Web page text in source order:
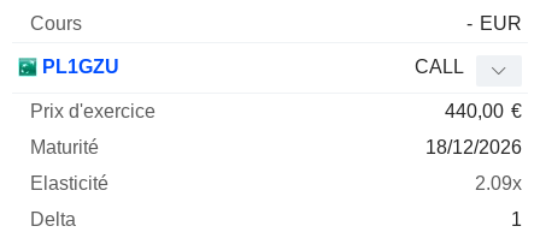
- EUR
PL1GZU CALL
440,00 €
18/12/2026
2.09x
1